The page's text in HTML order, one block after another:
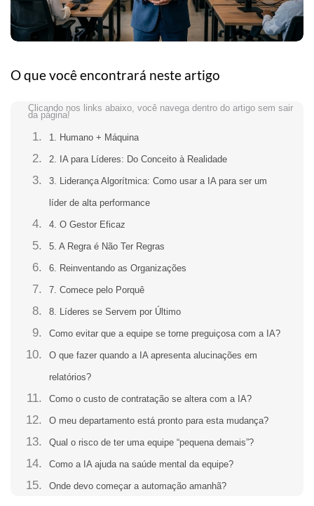
O que você encontrará neste artigo
1. Humano + Máquina
2. IA para Líderes: Do Conceito à Realidade
3. Liderança Algorítmica: Como usar a IA para ser um
líder de alta performance
4. O Gestor Eficaz
5. A Regra é Não Ter Regras
6. Reinventando as Organizações
7. Comece pelo Porquê
8. Líderes se Servem por Último
Como evitar que a equipe se torne preguiçosa com a IA?
O que fazer quando a IA apresenta alucinações em
relatórios?
Como o custo de contratação se altera com a IA?
O meu departamento está pronto para esta mudança?
Qual o risco de ter uma equipe “pequena demais”?
Como a IA ajuda na saúde mental da equipe?
Onde devo começar a automação amanhã?